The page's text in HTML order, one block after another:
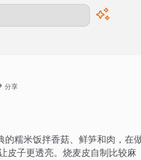
分享
的糯米饭拌香菇、鲜笋和肉，在
皮子更透亮。烧麦皮自制比较麻